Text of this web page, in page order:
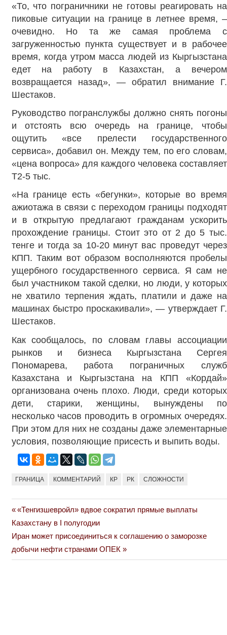
«То, что пограничники не готовы реагировать на
пиковые ситуации на границе в летнее время, –
очевидно. Но та же самая проблема с
загруженностью пункта существует и в рабочее
время, когда утром масса людей из Кыргызстана
едет на работу в Казахстан, а вечером
возвращается назад», — обратил внимание Г.
Шестаков.
Руководство погранслужбы должно снять погоны
и отстоять всю очередь на границе, чтобы
ощутить «все прелести государственного
сервиса», добавил он. Между тем, по его словам,
«цена вопроса» для каждого человека составляет
Т2-5 тыс.
«На границе есть «бегунки», которые во время
ажиотажа в связи с переходом границы подходят
и в открытую предлагают гражданам ускорить
прохождение границы. Стоит это от 2 до 5 тыс.
тенге и тогда за 10-20 минут вас проведут через
КПП. Таким вот образом восполняются пробелы
ущербного государственного сервиса. Я сам не
был участником такой сделки, но люди, у которых
не хватило терпения ждать, платили и даже на
машинах быстро проскакивали», — утверждает Г.
Шестаков.
Как сообщалось, по словам главы ассоциации
рынков и бизнеса Кыргызстана Сергея
Пономарева, работа пограничных служб
Казахстана и Кыргызстана на КПП «Кордай»
организована очень плохо. Люди, среди которых
дети, старики, женщины, вынуждены по
несколько часов проводить в огромных очередях.
При этом для них не созданы даже элементарные
условия, позволяющие присесть и выпить воды.
ГРАНИЦА КОММЕНТАРИЙ КР РК СЛОЖНОСТИ
Навигация
по
записям
Previous
Post:
«Тенгизшевройл» вдвое сократил прямые выплаты
Казахстану в I полугодии
Next
Post:
Иран может присоединиться к соглашению о заморозке
добычи нефти странами ОПЕК